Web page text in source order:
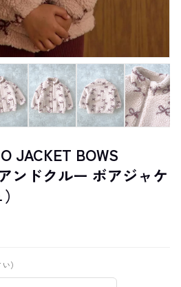
JACKET BOWS
ンドクルー ボアジャケ
）